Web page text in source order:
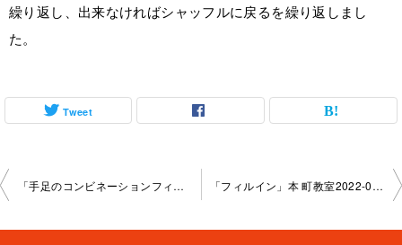
繰り返し、出来なければシャッフルに戻るを繰り返しまし
た。
Tweet
投
「手足のコンビネーションフィルイン」本町教室2 022-04-16-­no0007-­1049 「フィルイン」本 町教室2022-04-17-­no0007-­1022